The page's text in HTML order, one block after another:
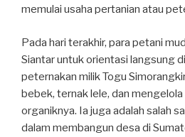
memulai usaha pertanian atau
Pada hari terakhir, para petani
Siantar untuk orientasi langsung
peternakan milik Togu
bebek, ternak lele, dan
organiknya. Ia juga adalah salah
dalam membangun desa di